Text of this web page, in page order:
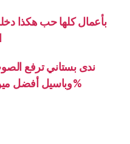
بأعمال كلها حب هكذا
ندى بستاني ترفع
وباسيل أفضل مين عمل وزير طاقة، ولوحدنا 40%